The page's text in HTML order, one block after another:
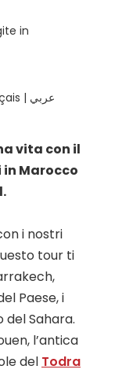
in
English | Español | Italiano | Français | عربي
vita con il
Marocco
i nostri
tour ti
Paese, i
del Sahara.
l’antica
del Todra